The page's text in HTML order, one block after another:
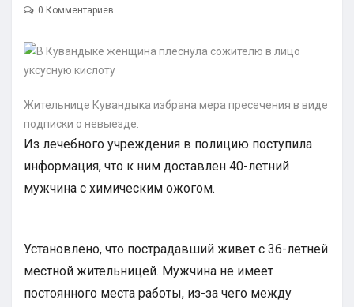
0 Комментариев
Жительнице Кувандыка избрана мера пресечения в виде
подписки о невыезде.
Из лечебного учреждения в полицию поступила
информация, что к ним доставлен 40-летний
мужчина с химическим ожогом.
Установлено, что пострадавший живет с 36-летней
местной жительницей. Мужчина не имеет
постоянного места работы, из-за чего между